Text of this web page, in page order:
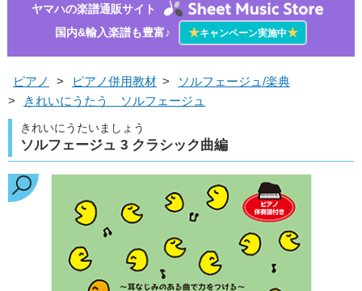
ヤマハの楽譜通販サイト
国内&輸入楽譜も豊富♪
★キャンペーン実施中★
ピアノ > ピアノ併用教材 >
ソルフェージュ/楽典
>
きれいにうたう ソルフェージュ
きれいにうたいましょう
ソルフェージュ 3 クラシック曲編